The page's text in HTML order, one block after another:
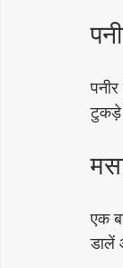
टुकड़े
एक
डालें